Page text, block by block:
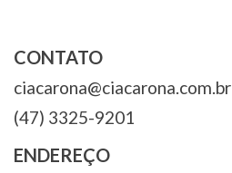
CONTATO
ciacarona@ciacarona.com.br
(47) 3325-9201
ENDEREÇO